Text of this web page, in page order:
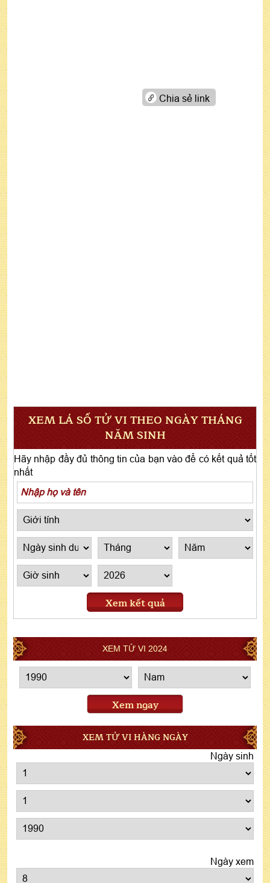
Chia sẻ link
XEM LÁ SỐ TỬ VI THEO NGÀY THÁNG
NĂM SINH
Hãy nhập đầy đủ thông tin của bạn vào để có kết quả tốt
nhất
Xem kết quả
XEM TỬ VI 2024
Xem ngay
XEM TỬ VI HÀNG NGÀY
Ngày sinh
Ngày xem